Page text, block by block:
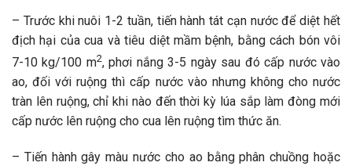
– Trước khi nuôi 1-2 tuần, tiến hành tát cạn nước để diệt hết
địch hại của cua và tiêu diệt mầm bệnh, bằng cách bón vôi
7-10 kg/100 m2, phơi nắng 3-5 ngày sau đó cấp nước vào
ao, đối với ruộng thì cấp nước vào nhưng không cho nước
tràn lên ruộng, chỉ khi nào đến thời kỳ lúa sắp làm đòng mới
cấp nước lên ruộng cho cua lên ruộng tìm thức ăn.
– Tiến hành gây màu nước cho ao bằng phân chuồng hoặc